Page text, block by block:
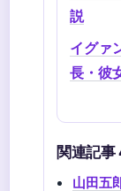
説
イグァ
長・彼
関連記事
山田五